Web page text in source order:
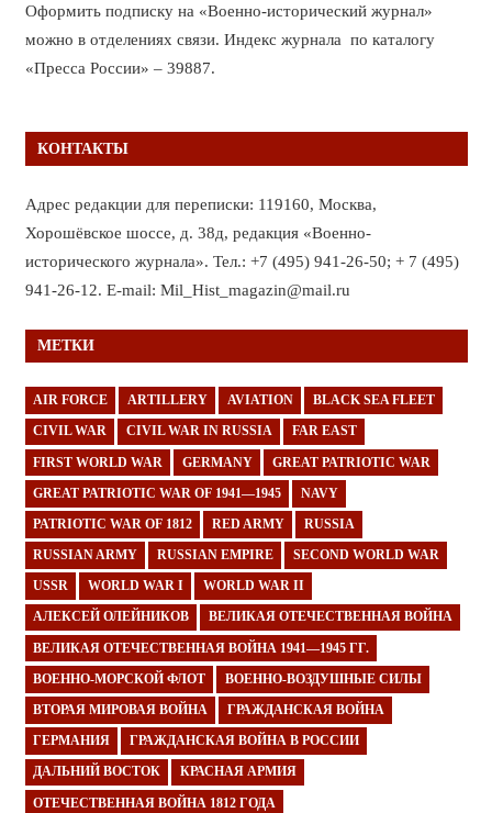
Оформить подписку на «Военно-исторический журнал»
можно в отделениях связи. Индекс журнала по каталогу
«Пресса России» – 39887.
КОНТАКТЫ
Адрес редакции для переписки: 119160, Москва,
Хорошёвское шоссе, д. 38д, редакция «Военно-
исторического журнала». Тел.: +7 (495) 941-26-50; + 7 (495)
941-26-12. E-mail: Mil_Hist_magazin@mail.ru
МЕТКИ
AIR FORCE ARTILLERY AVIATION BLACK SEA FLEET
CIVIL WAR CIVIL WAR IN RUSSIA FAR EAST
FIRST WORLD WAR GERMANY GREAT PATRIOTIC WAR
GREAT PATRIOTIC WAR OF 1941—1945 NAVY
PATRIOTIC WAR OF 1812 RED ARMY RUSSIA
RUSSIAN ARMY RUSSIAN EMPIRE SECOND WORLD WAR
USSR WORLD WAR I WORLD WAR II
АЛЕКСЕЙ ОЛЕЙНИКОВ ВЕЛИКАЯ ОТЕЧЕСТВЕННАЯ ВОЙНА
ВЕЛИКАЯ ОТЕЧЕСТВЕННАЯ ВОЙНА 1941—1945 ГГ.
ВОЕННО-МОРСКОЙ ФЛОТ ВОЕННО-ВОЗДУШНЫЕ СИЛЫ
ВТОРАЯ МИРОВАЯ ВОЙНА ГРАЖДАНСКАЯ ВОЙНА
ГЕРМАНИЯ ГРАЖДАНСКАЯ ВОЙНА В РОССИИ
ДАЛЬНИЙ ВОСТОК КРАСНАЯ АРМИЯ
ОТЕЧЕСТВЕННАЯ ВОЙНА 1812 ГОДА